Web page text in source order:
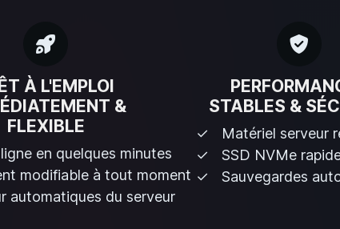
À L'EMPLOI
&
FLEXIBLE
en quelques minutes
modifiable à tout moment
automatiques du serveur
STABLES &
Matériel serveur
SSD NVMe
Sauvegardes